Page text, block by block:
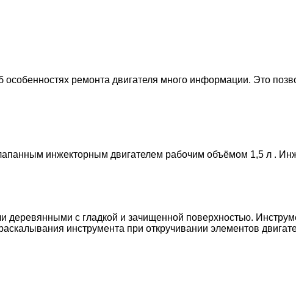
ремонта двигателя много информации. Это
инжекторным двигателем рабочим объёмом 1,5 л .
деревянными с гладкой и зачищенной поверхностью.
инструмента при откручивании элементов